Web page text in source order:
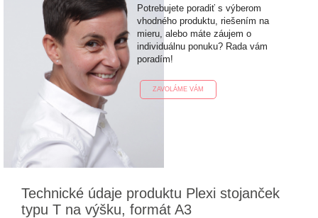
Potrebujete poradiť s výberom
vhodného produktu, riešením na
mieru, alebo máte záujem o
individuálnu ponuku? Rada vám
poradím!
ZAVOLÁME VÁM
Technické údaje produktu Plexi stojanček
typu T na výšku, formát A3